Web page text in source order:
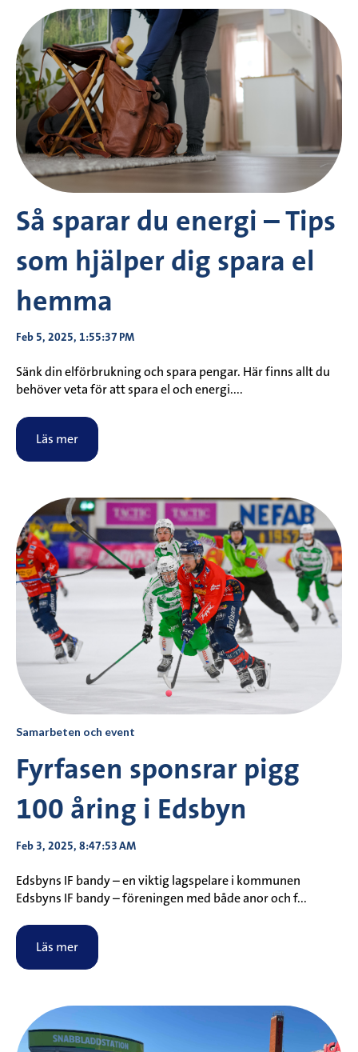
Så sparar du energi – Tips
som hjälper dig spara el
hemma
Feb 5, 2025, 1:55:37 PM
Sänk din elförbrukning och spara pengar. Här finns allt du
behöver veta för att spara el och energi....
Läs mer
Samarbeten och event
Fyrfasen sponsrar pigg
100 åring i Edsbyn
Feb 3, 2025, 8:47:53 AM
Edsbyns IF bandy – en viktig lagspelare i kommunen
Edsbyns IF bandy – föreningen med både anor och f...
Läs mer